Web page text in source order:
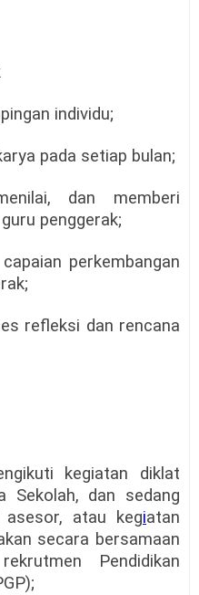
individu;
pada setiap bulan;
dan memberi
penggerak;
perkembangan
refleksi dan rencana
kegiatan diklat
Sekolah, dan sedang
asesor, atau kegiatan
secara bersamaan
Pendidikan